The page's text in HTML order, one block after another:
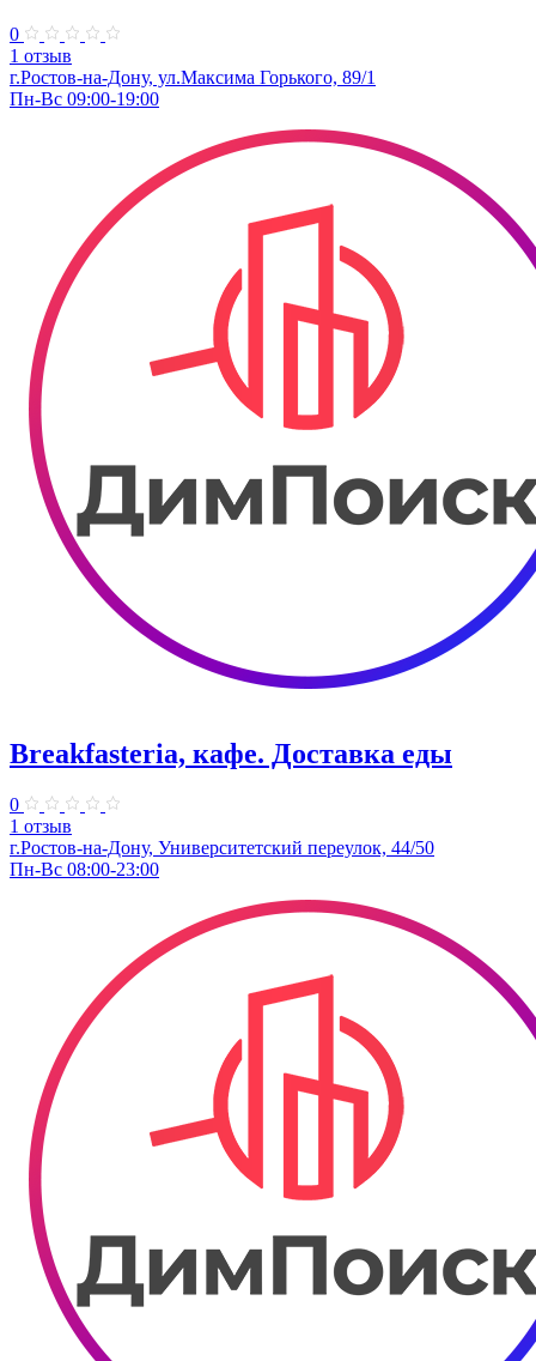
0
1 отзыв
г.Ростов-на-Дону, ул.​Максима Горького, 89/1
Пн-Вс 09:00-19:00
Breakfasteria, кафе. Доставка еды
0
1 отзыв
г.Ростов-на-Дону, Университетский переулок, 44/50
Пн-Вс 08:00-23:00